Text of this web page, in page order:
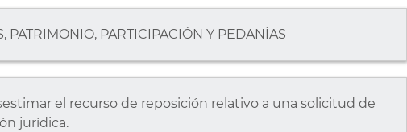
PARTICIPACIÓN Y PEDANÍAS
el recurso de reposición relativo a una solicitud de
jurídica.